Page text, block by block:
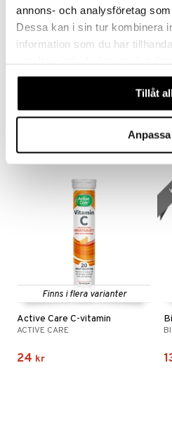
annons- och analysföretag
Dessa kan i sin tur kombinera
information som du har
våra cookies vid fortsatt
Tillåt
Anpassa
82 109
Finns i flera varianter
Active Care C-vitamin
ACTIVE CARE
24 kr